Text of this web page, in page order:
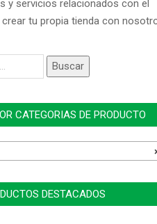
y servicios relacionados con el
tu propia tienda con
Buscar
CATEGORIAS DE PRODUCTO
DESTACADOS